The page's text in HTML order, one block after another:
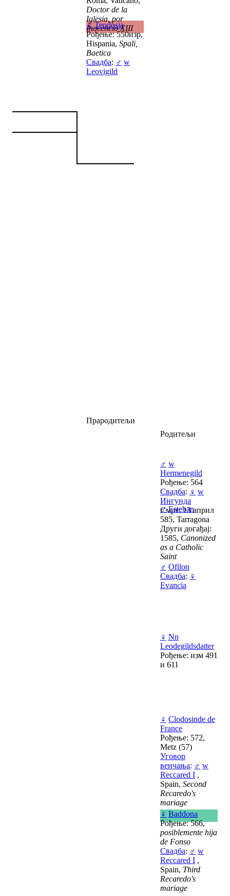
Doctor de la
Iglesia, por
Inocencio XIII
♀ Teodosia
Рођење: 550изр,
Hispania, Spali,
Baetica
Свадба: ♂ w
Leovigild
Прародитељи
Родитељи
♂ w
Hermenegild
Рођење: 564
Свадба: ♀ w
Ингунда
Смрт: 13 април
585, Tarragona
Други догађај:
1585, Canonized
as a Catholic
Saint
♂ Esteban
♂ Ofilon
Свадба: ♀
Evancia
♀ Nn
Leodegildsdatter
Рођење: изм 491
и 611
♀ Clodosinde de
France
Рођење: 572,
Metz (57)
Уговор
венчања: ♂ w
Reccared I ,
Spain, Second
Recaredo's
mariage
♀ Baddona
Рођење: 566,
posiblemente hija
de Fonso
Свадба: ♂ w
Reccared I ,
Spain, Third
Recaredo's
mariage